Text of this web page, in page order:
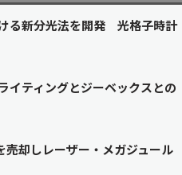
る新分光法を開発 光格子時計
イティングとジーベックスとの
却しレーザー・メガジュール